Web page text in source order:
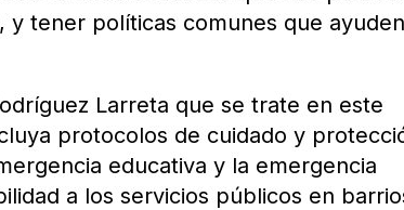
tener políticas comunes que
Larreta que se trate en este
protocolos de cuidado y
educativa y la emergencia
a los servicios públicos en